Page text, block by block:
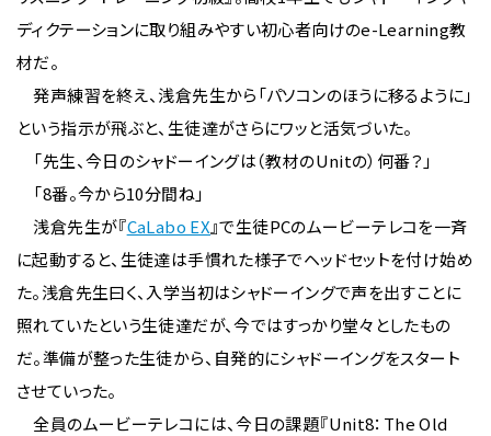
ディクテーションに取り組みやすい初心者向けのe-Learning教
材だ。
発声練習を終え、浅倉先生から「パソコンのほうに移るように」
という指示が飛ぶと、生徒達がさらにワッと活気づいた。
「先生、今日のシャドーイングは（教材のUnitの）何番？」
「8番。今から10分間ね」
浅倉先生が『CaLabo EX』で生徒PCのムービーテレコを一斉
に起動すると、生徒達は手慣れた様子でヘッドセットを付け始め
た。浅倉先生曰く、入学当初はシャドーイングで声を出すことに
照れていたという生徒達だが、今ではすっかり堂々としたもの
だ。準備が整った生徒から、自発的にシャドーイングをスタート
させていった。
全員のムービーテレコには、今日の課題『Unit8：The Old